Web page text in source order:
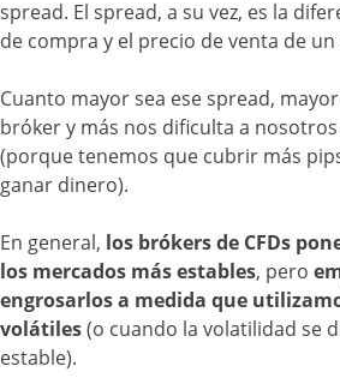
spread. El spread, a su vez, es la
de compra y el precio de venta de un
Cuanto mayor sea ese spread,
bróker y más nos dificulta a
(porque tenemos que cubrir más
ganar dinero).
En general, los brókers de CFDs
los mercados más estables, pero
engrosarlos a medida que
volátiles(o cuando la volatilidad se
estable).